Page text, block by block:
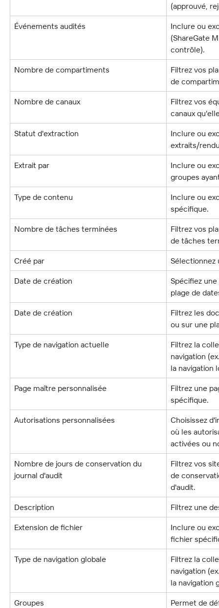
(approuvé,
Événements audités
Inclure ou
(ShareGate
contrôle).
Nombre de compartiments
Filtrez vos
de
Nombre de canaux
Filtrez vos
canaux
Statut d'extraction
Inclure ou
extraits/
Extrait par
Inclure ou
groupes
Type de contenu
Inclure ou
spécifique.
Nombre de tâches terminées
Filtrez vos
de tâches
Créé par Sélectionnez
Date de création
Spécifiez
plage de
Date de création
Filtrez les
ou sur une
Type de navigation actuelle
Filtrez la
navigation
la navigation
Page maître personnalisée
Filtrez une
spécifique.
Autorisations personnalisées
Choisissez
où les
activées ou
Nombre de jours de conservation du
journal d'audit
Filtrez vos
de
d'audit.
Description Filtrez une
Extension de fichier
Inclure ou
fichier
Type de navigation globale
Filtrez la
navigation
la navigation
Groupes
Permet de